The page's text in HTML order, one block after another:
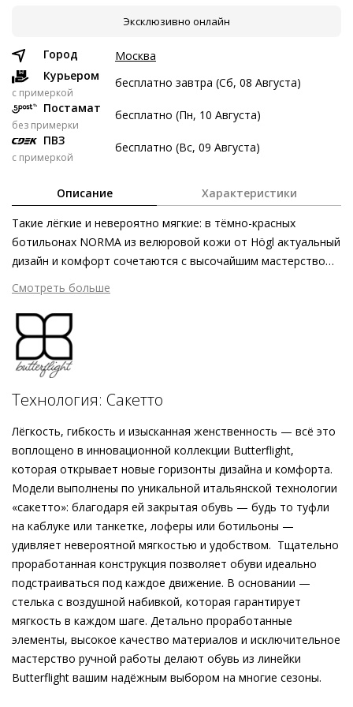
21 авг
4 сен
Без переплат
Долями
Разделите стоимость покупки
Заплатите сейчас только часть, а оставшееся будем
Затем по 4 722 ₽ раз в 2 недели
Подробнее о сервисе можно узнать на
Эксклюзивно онлайн
Город
Москва
Курьером
c примеркой
бесплатно завтра (Сб, 08 Августа)
Постамат
без примерки
бесплатно (Пн, 10 Августа)
ПВЗ
с примеркой
бесплатно (Вс, 09 Августа)
Описание Характеристики
Такие лёгкие и невероятно мягкие: в тёмно-красных
ботильонах NORMA из велюровой кожи от Högl актуальный
дизайн и комфорт сочетаются с высочайшим мастерством
ручной работы. Этичные и экологически безопасные
материалы первоклассного качества слиты воедино
технологией «сакетто». Этот метод производства
позволяет достигать безупречной посадки и оптимальной
подвижности, необходимых как в повседневности, так и по
особым случаям. Мягкие, словно облако, но при этом
стильные. Обтянутый кожей каблук подчёркивает
носка делает силуэт утончённым. Стильно с денимом и
элегантно с платьем – этот аксессуар поистине
универсален.
Смотреть больше
Технология: Сакетто
Лёгкость, гибкость и изысканная женственность — всё это
воплощено в инновационной коллекции Butterflight,
которая открывает новые горизонты дизайна и комфорта.
Модели выполнены по уникальной итальянской технологии
«сакетто»: благодаря ей закрытая обувь — будь то туфли
на каблуке или танкетке, лоферы или ботильоны —
удивляет невероятной мягкостью и удобством. Тщательно
проработанная конструкция позволяет обуви идеально
подстраиваться под каждое движение. В основании —
стелька с воздушной набивкой, которая гарантирует
мягкость в каждом шаге. Детально проработанные
элементы, высокое качество материалов и исключительное
мастерство ручной работы делают обувь из линейки
Butterflight вашим надёжным выбором на многие сезоны.